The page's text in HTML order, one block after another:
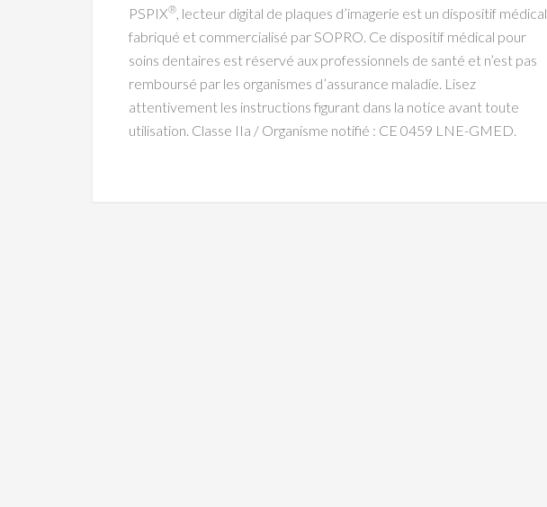
PSPIX®, lecteur digital de plaques d’imagerie est un dispositif médical
fabriqué et commercialisé par SOPRO. Ce dispositif médical pour
soins dentaires est réservé aux professionnels de santé et n’est pas
remboursé par les organismes d’assurance maladie. Lisez
attentivement les instructions figurant dans la notice avant toute
utilisation. Classe IIa / Organisme notifié : CE 0459 LNE-GMED.